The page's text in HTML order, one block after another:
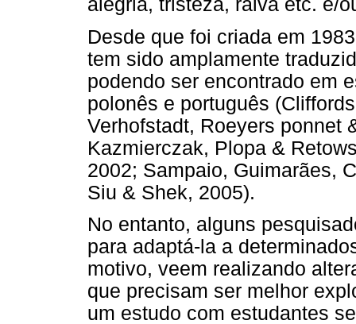
alegria, tristeza, raiva etc. e/
Desde que foi criada em
tem sido amplamente
podendo ser encontrado em
polonês e português
Verhofstadt, Roeyers ponnet
Kazmierczak, Plopa &
2002; Sampaio, Guimarães,
Siu & Shek, 2005).
No entanto, alguns
para adaptá-la a
motivo, veem realizando
que precisam ser melhor
um estudo com estudantes